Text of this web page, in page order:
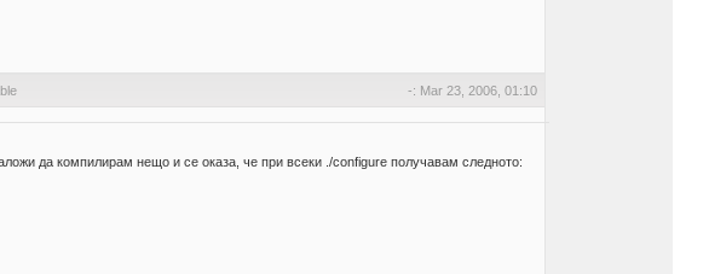
-: Mar 23, 2006, 01:10
да компилирам нещо и се оказа, че при всеки ./configure получавам следното: